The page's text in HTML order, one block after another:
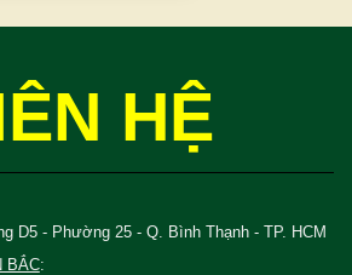
HỆ
D5 - Phường 25 - Q. Bình Thạnh - TP. HCM
BẮC: